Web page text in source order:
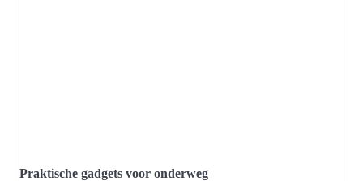
Praktische gadgets voor onderweg